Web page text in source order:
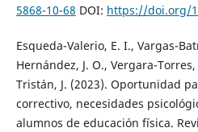
5868-10-68 DOI: https://doi.org/
Esqueda-Valerio, E. I., Vargas-
Hernández, J. O., Vergara-
Tristán, J. (2023). Oportunidad
correctivo, necesidades
alumnos de educación física.